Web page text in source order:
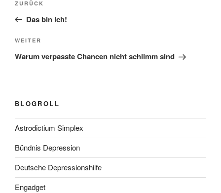
Vorheriger
Beitrag
ZURÜCK
Das bin ich!
Nächster
Beitrag
WEITER
Warum verpasste Chancen nicht schlimm sind
BLOGROLL
Astrodictium Simplex
Bündnis Depression
Deutsche Depressionshilfe
Engadget